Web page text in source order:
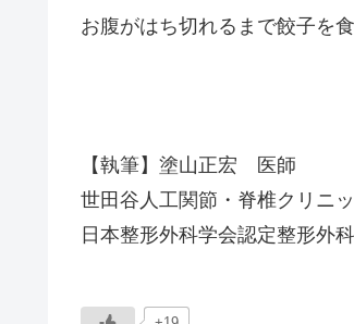
お腹がはち切れるまで餃子を
【執筆】塗山正宏 医師
世田谷人工関節・脊椎クリニ
日本整形外科学会認定整形外